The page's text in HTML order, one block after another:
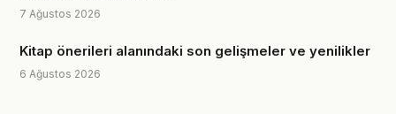
7 Ağustos 2026
Kitap önerileri alanındaki son gelişmeler ve yenilikler
6 Ağustos 2026